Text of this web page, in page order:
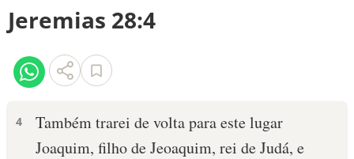
NOVO TESTAMENTO
VERSÍCULOS
PALAVRA DO DIA
Jeremias 28:4
4
Também trarei de volta para este lugar
Joaquim, filho de Jeoa­quim, rei de Judá, e